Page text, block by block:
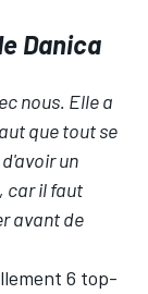
Danica
nous. Elle a
que tout se
un
car il faut
avant de
6 top-